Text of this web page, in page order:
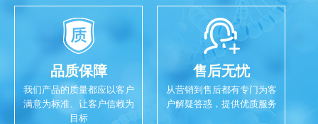
品质保障
我们产品的质量都应以客户
满意为标准、让客户信赖为
目标
售后无忧
从营销到售后都有专门为客
户解疑答惑，提供优质服务